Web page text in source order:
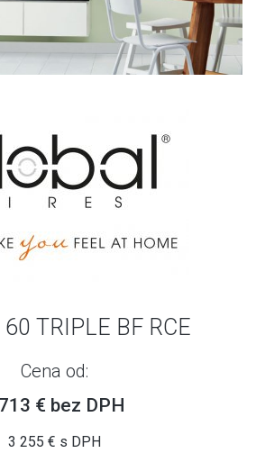
60 TRIPLE BF RCE
Cena od:
€ bez DPH
3 255 € s DPH